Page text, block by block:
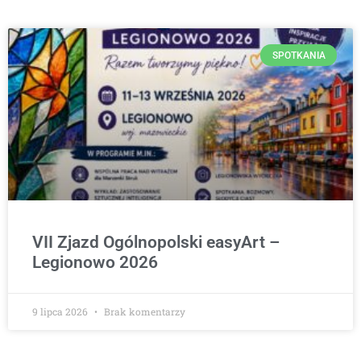
SPOTKANIA
VII Zjazd Ogólnopolski easyArt –
Legionowo 2026
9 lipca 2026 Brak komentarzy